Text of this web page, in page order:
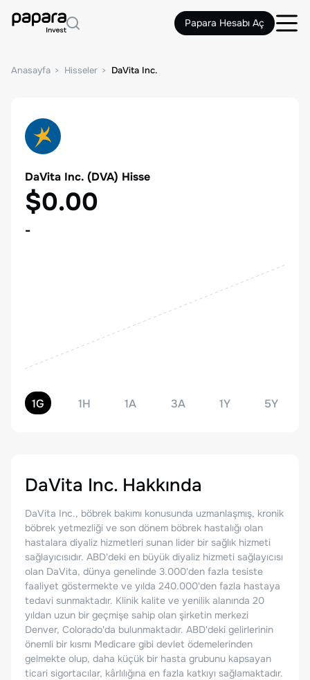
Papara Hesabı Aç
Anasayfa Hisseler DaVita Inc.
DaVita Inc. (DVA) Hisse
$0.00
-
1G 1H 1A 3A 1Y 5Y
DaVita Inc. Hakkında
DaVita Inc., böbrek bakımı konusunda uzmanlaşmış, kronik
böbrek yetmezliği ve son dönem böbrek hastalığı olan
hastalara diyaliz hizmetleri sunan lider bir sağlık hizmeti
sağlayıcısıdır. ABD'deki en büyük diyaliz hizmeti sağlayıcısı
olan DaVita, dünya genelinde 3.000'den fazla tesiste
faaliyet göstermekte ve yılda 240.000'den fazla hastaya
tedavi sunmaktadır. Klinik kalite ve yenilik alanında 20
yıldan uzun bir geçmişe sahip olan şirketin merkezi
Denver, Colorado'da bulunmaktadır. ABD'deki gelirlerinin
önemli bir kısmı Medicare gibi devlet ödemelerinden
gelmekte olup, daha küçük bir hasta grubunu kapsayan
ticari sigortacılar, kârlılığına en fazla katkıyı sağlamaktadır.